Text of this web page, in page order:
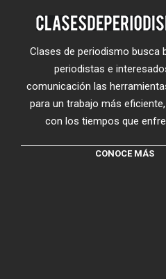
Clases de periodismo busca
periodistas e
comunicación las
para un trabajo más
con los tiempos que
CONOCE MÁS